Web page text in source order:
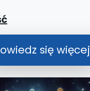
się więcej